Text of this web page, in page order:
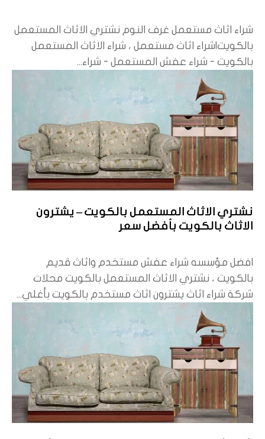
شراء اثاث مستعمل غرف النوم نشتري الاثاث المستعمل
بالكويت|شراء اثاث مستعمل ، شراء الاثاث المستعمل
بالكويت - شراء عفش المستعمل - شراء...
نشتري الاثاث المستعمل بالكويت – يشترون
الاثاث بالكويت بأفضل سعر
افضل مؤسسه شراء عفش مستخدم واثاث قديم
بالكويت ، نشتري الاثاث المستعمل بالكويت محلات
شركة شراء اثاث يشترون اثاث مستخدم بالكويت بأغلي...